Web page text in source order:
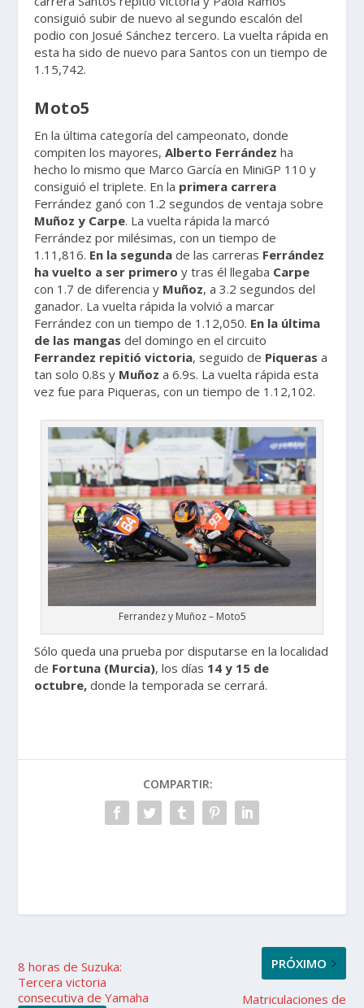
consiguió subir de nuevo al segundo escalón del
podio con Josué Sánchez tercero. La vuelta rápida en
esta ha sido de nuevo para Santos con un tiempo de
1.15,742.
Moto5
En la última categoría del campeonato, donde
compiten los mayores, Alberto Ferrández ha
hecho lo mismo que Marco García en MiniGP 110 y
consiguió el triplete. En la primera carrera
Ferrández ganó con 1.2 segundos de ventaja sobre
Muñoz y Carpe. La vuelta rápida la marcó
Ferrández por milésimas, con un tiempo de
1.11,816. En la segunda de las carreras Ferrández
ha vuelto a ser primeroy tras él llegaba Carpe
con 1.7 de diferencia y Muñoz, a 3.2 segundos del
ganador. La vuelta rápida la volvió a marcar
Ferrández con un tiempo de 1.12,050. En la última
de las mangas del domingo en el circuito
Ferrandez repitió victoria, seguido de Piqueras a
tan solo 0.8s y Muñoz a 6.9s. La vuelta rápida esta
vez fue para Piqueras, con un tiempo de 1.12,102.
Ferrandez y Muñoz – Moto5
Sólo queda una prueba por disputarse en la localidad
de Fortuna (Murcia), los días 14 y 15 de
octubre,donde la temporada se cerrará.
COMPARTIR:
8 horas de Suzuka:
Tercera victoria
consecutiva de Yamaha
PRÓXIMO
Matriculaciones de